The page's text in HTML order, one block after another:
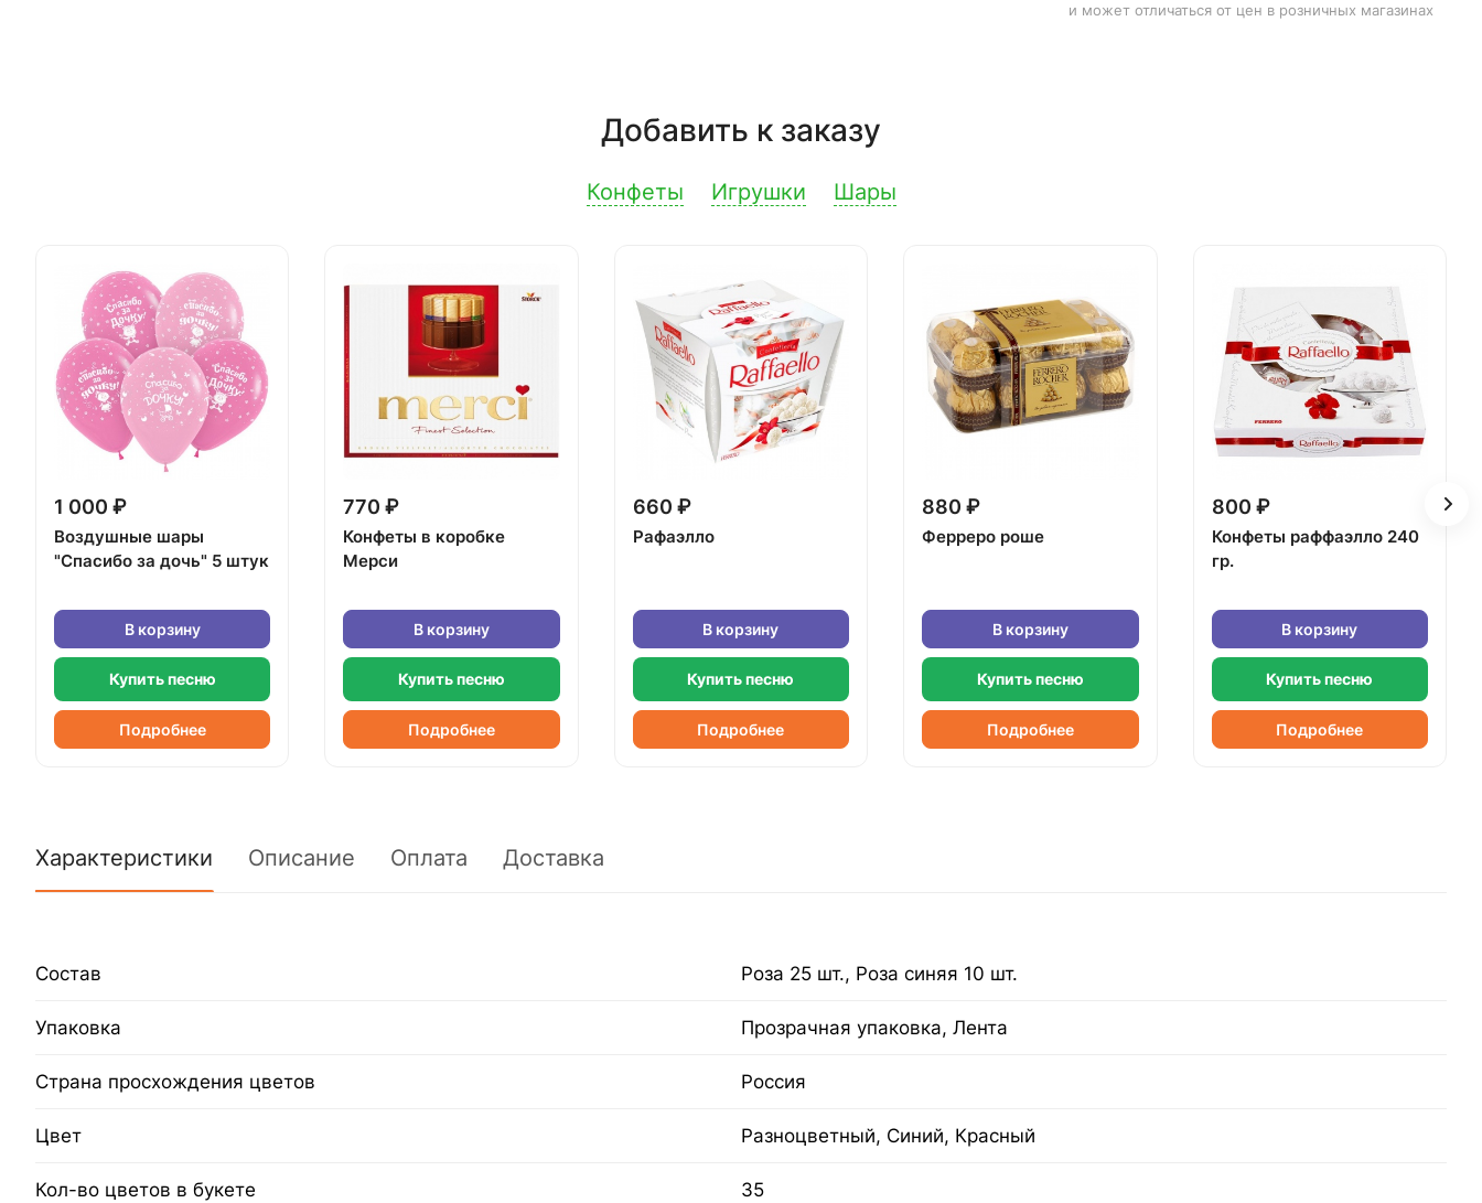
и может отличаться от цен в розничных магазинах
Добавить к заказу
Конфеты Игрушки Шары
1 000 ₽
Воздушные шары
"Спасибо за дочь" 5 штук
В корзину
Купить песню
Подробнее
770 ₽
Конфеты в коробке
Мерси
В корзину
Купить песню
Подробнее
660 ₽
Рафаэлло
В корзину
Купить песню
Подробнее
880 ₽
Ферреро роше
В корзину
Купить песню
Подробнее
800 ₽
Конфеты раффаэлло 240
гр.
В корзину
Купить песню
Подробнее
Характеристики Описание Оплата Доставка
Состав Роза 25 шт., Роза синяя 10 шт.
Упаковка Прозрачная упаковка, Лента
Страна просхождения цветов Россия
Цвет Разноцветный, Синий, Красный
Кол-во цветов в букете 35